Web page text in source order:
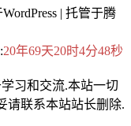
WordPress | 托管于腾
20年69天20时4分48秒
习和交流.本站一切
请联系本站站长删除.